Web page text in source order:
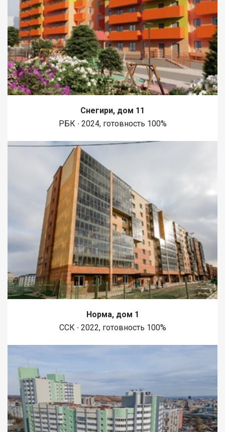
Снегири, дом 11
РБК ∙ 2024, готовность 100%
Норма, дом 1
ССК ∙ 2022, готовность 100%